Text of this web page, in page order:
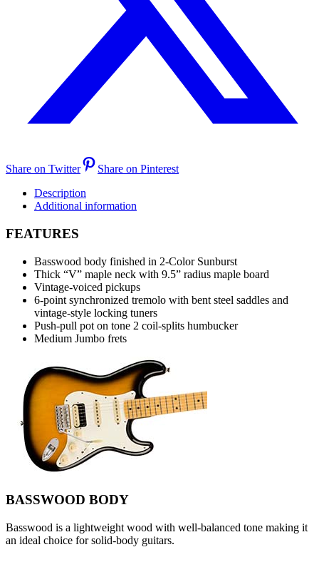
Share on Twitter
Share on Pinterest
Description
Additional information
FEATURES
Basswood body finished in 2-Color Sunburst
Thick “V” maple neck with 9.5” radius maple board
Vintage-voiced pickups
6-point synchronized tremolo with bent steel saddles and
vintage-style locking tuners
Push-pull pot on tone 2 coil-splits humbucker
Medium Jumbo frets
BASSWOOD BODY
Basswood is a lightweight wood with well-balanced tone making it
an ideal choice for solid-body guitars.